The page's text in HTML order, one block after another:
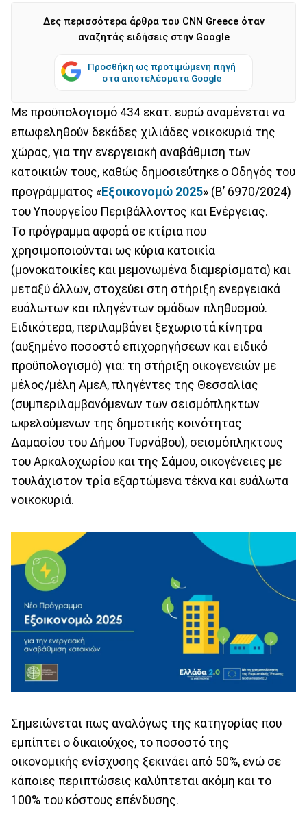
Δες περισσότερα άρθρα του CNN Greece όταν
αναζητάς ειδήσεις στην Google
Προσθήκη ως προτιμώμενη πηγή
στα αποτελέσματα Google
Με προϋπολογισμό 434 εκατ. ευρώ αναμένεται να
επωφεληθούν δεκάδες χιλιάδες νοικοκυριά της
χώρας, για την ενεργειακή αναβάθμιση των
κατοικιών τους, καθώς δημοσιεύτηκε ο Οδηγός του
προγράμματος «Εξοικονομώ 2025» (Β’ 6970/2024)
του Υπουργείου Περιβάλλοντος και Ενέργειας.
Το πρόγραμμα αφορά σε κτίρια που
χρησιμοποιούνται ως κύρια κατοικία
(μονοκατοικίες και μεμονωμένα διαμερίσματα) και
μεταξύ άλλων, στοχεύει στη στήριξη ενεργειακά
ευάλωτων και πληγέντων ομάδων πληθυσμού.
Ειδικότερα, περιλαμβάνει ξεχωριστά κίνητρα
(αυξημένο ποσοστό επιχορηγήσεων και ειδικό
προϋπολογισμό) για: τη στήριξη οικογενειών με
μέλος/μέλη ΑμεΑ, πληγέντες της Θεσσαλίας
(συμπεριλαμβανόμενων των σεισμόπληκτων
ωφελούμενων της δημοτικής κοινότητας
Δαμασίου του Δήμου Τυρνάβου), σεισμόπληκτους
του Αρκαλοχωρίου και της Σάμου, οικογένειες με
τουλάχιστον τρία εξαρτώμενα τέκνα και ευάλωτα
νοικοκυριά.
Σημειώνεται πως αναλόγως της κατηγορίας που
εμπίπτει ο δικαιούχος, το ποσοστό της
οικονομικής ενίσχυσης ξεκινάει από 50%, ενώ σε
κάποιες περιπτώσεις καλύπτεται ακόμη και το
100% του κόστους επένδυσης.